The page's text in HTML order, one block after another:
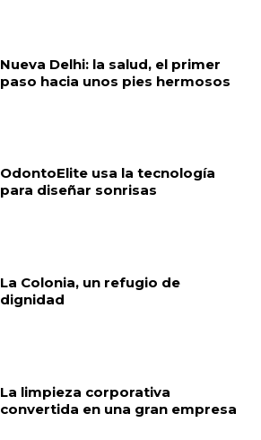
Nueva Delhi: la salud, el primer
paso hacia unos pies hermosos
OdontoElite usa la tecnología
para diseñar sonrisas
La Colonia, un refugio de
dignidad
La limpieza corporativa
convertida en una gran empresa